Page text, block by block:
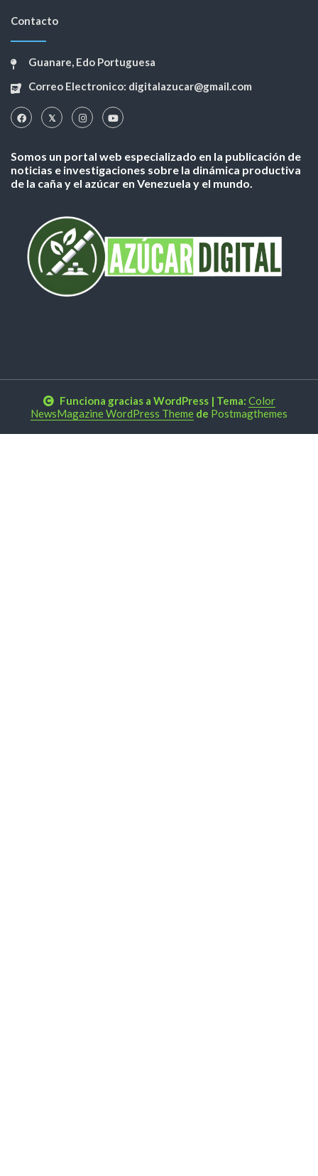
Contacto
Guanare, Edo Portuguesa
Correo Electronico: digitalazucar@gmail.com
Somos un portal web especializado en la publicación de
noticias e investigaciones sobre la dinámica productiva
de la caña y el azúcar en Venezuela y el mundo.
Funciona gracias a WordPress | Tema: Color
NewsMagazine WordPress Theme de Postmagthemes